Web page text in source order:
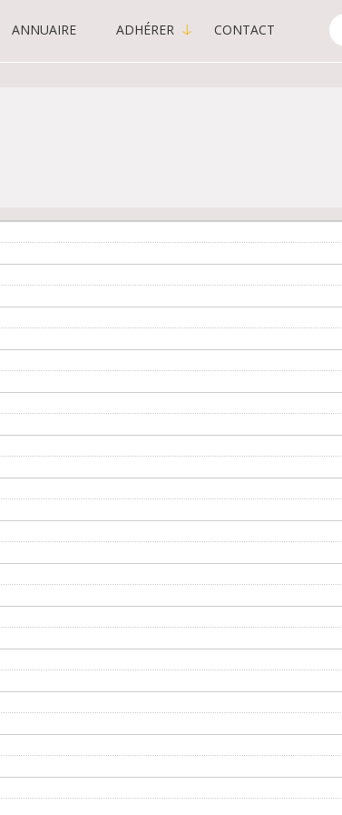
ANNUAIRE ADHÉRER CONTACT
-